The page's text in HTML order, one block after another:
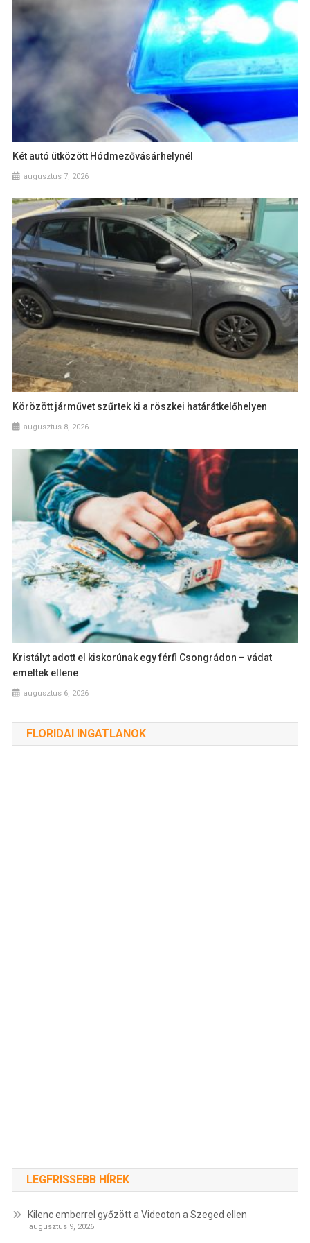
Két autó ütközött Hódmezővásárhelynél
augusztus 7, 2026
Körözött járművet szűrtek ki a röszkei határátkelőhelyen
augusztus 8, 2026
Kristályt adott el kiskorúnak egy férfi Csongrádon – vádat
emeltek ellene
augusztus 6, 2026
FLORIDAI INGATLANOK
LEGFRISSEBB HÍREK
Kilenc emberrel győzött a Videoton a Szeged ellen
augusztus 9, 2026